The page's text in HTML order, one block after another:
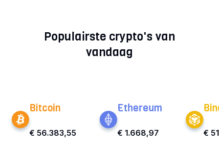
Populairste crypto's van
vandaag
Bitcoin
€ 56.383,55
Ethereum
€ 1.668,97 €